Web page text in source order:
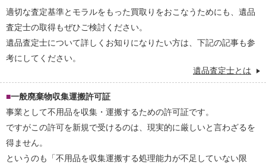
適切な査定基準とモラルをもった買取りをおこなうためにも、遺品
査定士の取得もぜひご検討ください。
遺品査定士について詳しくお知りになりたい方は、下記の記事も参
考にしてください。
遺品査定士とは
一般廃棄物収集運搬許可証
事業として不用品を収集・運搬するための許可証です。
ですがこの許可を新規で受けるのは、現実的に厳しいと言わざるを
得ません。
というのも「不用品を収集運搬する処理能力が不足していない限